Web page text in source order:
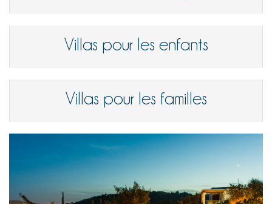
Villas pour les enfants
Villas pour les familles